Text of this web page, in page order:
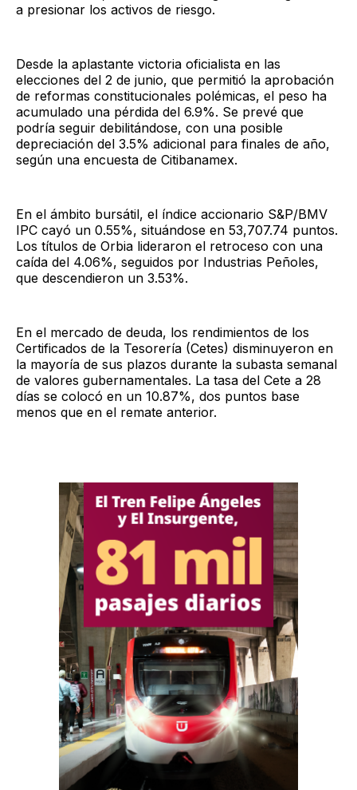
a presionar los activos de riesgo.
Desde la aplastante victoria oficialista en las
elecciones del 2 de junio, que permitió la aprobación
de reformas constitucionales polémicas, el peso ha
acumulado una pérdida del 6.9%. Se prevé que
podría seguir debilitándose, con una posible
depreciación del 3.5% adicional para finales de año,
según una encuesta de Citibanamex.
En el ámbito bursátil, el índice accionario S&P/BMV
IPC cayó un 0.55%, situándose en 53,707.74 puntos.
Los títulos de Orbia lideraron el retroceso con una
caída del 4.06%, seguidos por Industrias Peñoles,
que descendieron un 3.53%.
En el mercado de deuda, los rendimientos de los
Certificados de la Tesorería (Cetes) disminuyeron en
la mayoría de sus plazos durante la subasta semanal
de valores gubernamentales. La tasa del Cete a 28
días se colocó en un 10.87%, dos puntos base
menos que en el remate anterior.